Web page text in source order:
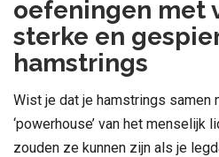
oefeningen met
sterke en
hamstrings
Wist je dat je hamstrings samen
‘powerhouse’ van het menselijk
zouden ze kunnen zijn als je